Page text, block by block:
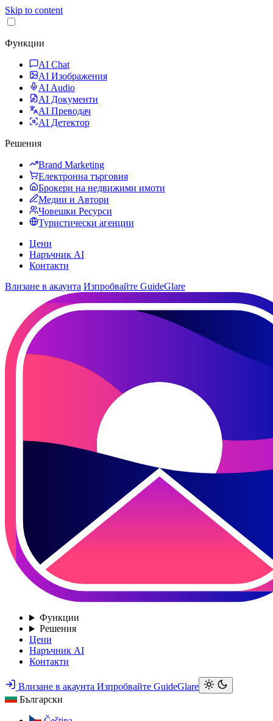
Skip to content
Функции
AI Chat
AI Изображения
AI Audio
AI Документи
AI Преводач
AI Детектор
Решения
Brand Marketing
Електронна търговия
Брокери на недвижими имоти
Медии и Автори
Човешки Ресурси
Туристически агенции
Цени
Наръчник AI
Контакти
Влизане в акаунта Изпробвайте GuideGlare
Функции
Решения
Цени
Наръчник AI
Контакти
Влизане в акаунта Изпробвайте GuideGlare
Български